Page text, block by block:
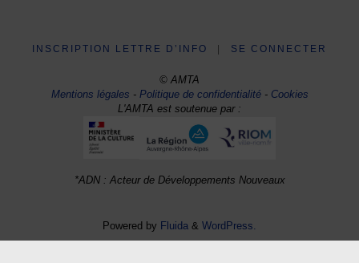
INSCRIPTION LETTRE D’INFO SE CONNECTER
© AMTA
Mentions légales -Politique de confidentialité- Cookies
L'AMTA est soutenue par :
*ADN : Acteur de Développements Nouveaux
Powered by Fluida & WordPress.